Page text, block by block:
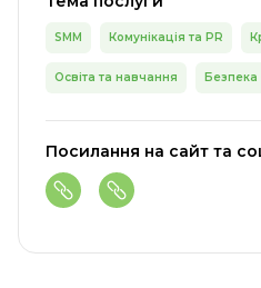
SMM Комунікація та PR
Освіта та навчання Безпека
Посилання на сайт та